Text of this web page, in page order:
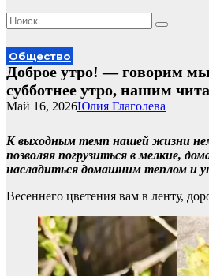
Общество
Доброе утро! — говорим мы
субботнее утро, нашим
Юлия Глаголева
Май 16, 2026
К выходным темп нашей жизни
позволяя погрузиться в мелкие,
насладиться домашним теплом и
Весеннего цветения вам в ленту,